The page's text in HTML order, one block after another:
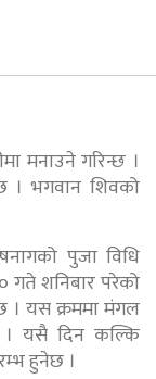
मनाउने गरिन्छ ।
। भगवान शिवको
पुजा विधि
गते शनिबार परेको
। यस क्रममा मंगल
। यसै दिन कल्कि
हुनेछ ।